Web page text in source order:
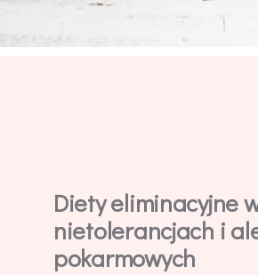
Diety eliminacyjne
nietolerancjach i
pokarmowych